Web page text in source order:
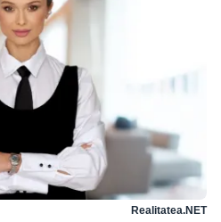
Realitatea.NET